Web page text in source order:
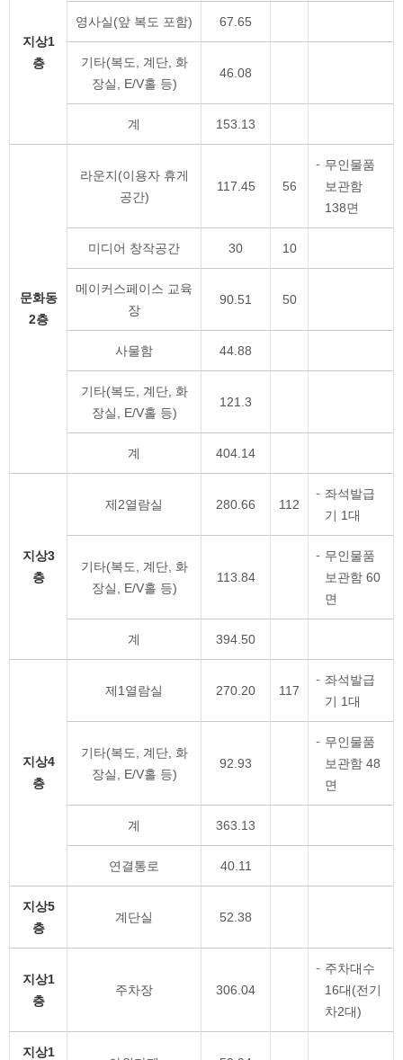
지상1
층
영사실(앞 복도 포함) 67.65
기타(복도, 계단, 화
장실, E/V홀 등)
46.08
계 153.13
문화동
2층
라운지(이용자 휴게
공간)
117.45 56
무인물품
보관함
138면
미디어 창작공간 30 10
메이커스페이스 교육
장
90.51 50
사물함 44.88
기타(복도, 계단, 화
장실, E/V홀 등)
121.3
계 404.14
지상3
층
제2열람실 280.66 112
좌석발급
기 1대
기타(복도, 계단, 화
장실, E/V홀 등)
113.84
무인물품
보관함 60
면
계 394.50
지상4
층
제1열람실 270.20 117
좌석발급
기 1대
기타(복도, 계단, 화
장실, E/V홀 등)
92.93
무인물품
보관함 48
면
계 363.13
연결통로 40.11
지상5
층
계단실 52.38
지상1
층
주차장 306.04
주차대수
16대(전기
차2대)
지상1